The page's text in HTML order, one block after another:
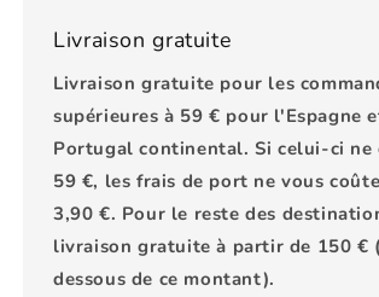
Livraison gratuite
Livraison gratuite pour les
supérieures à 59 € pour l'Espagne
Portugal continental. Si celui-ci ne
59 €, les frais de port ne vous
3,90 €. Pour le reste des
livraison gratuite à partir de 150 €
dessous de ce montant).